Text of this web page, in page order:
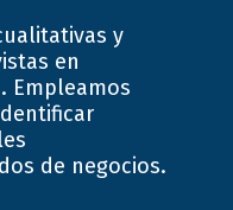
y
en
Empleamos
de negocios.